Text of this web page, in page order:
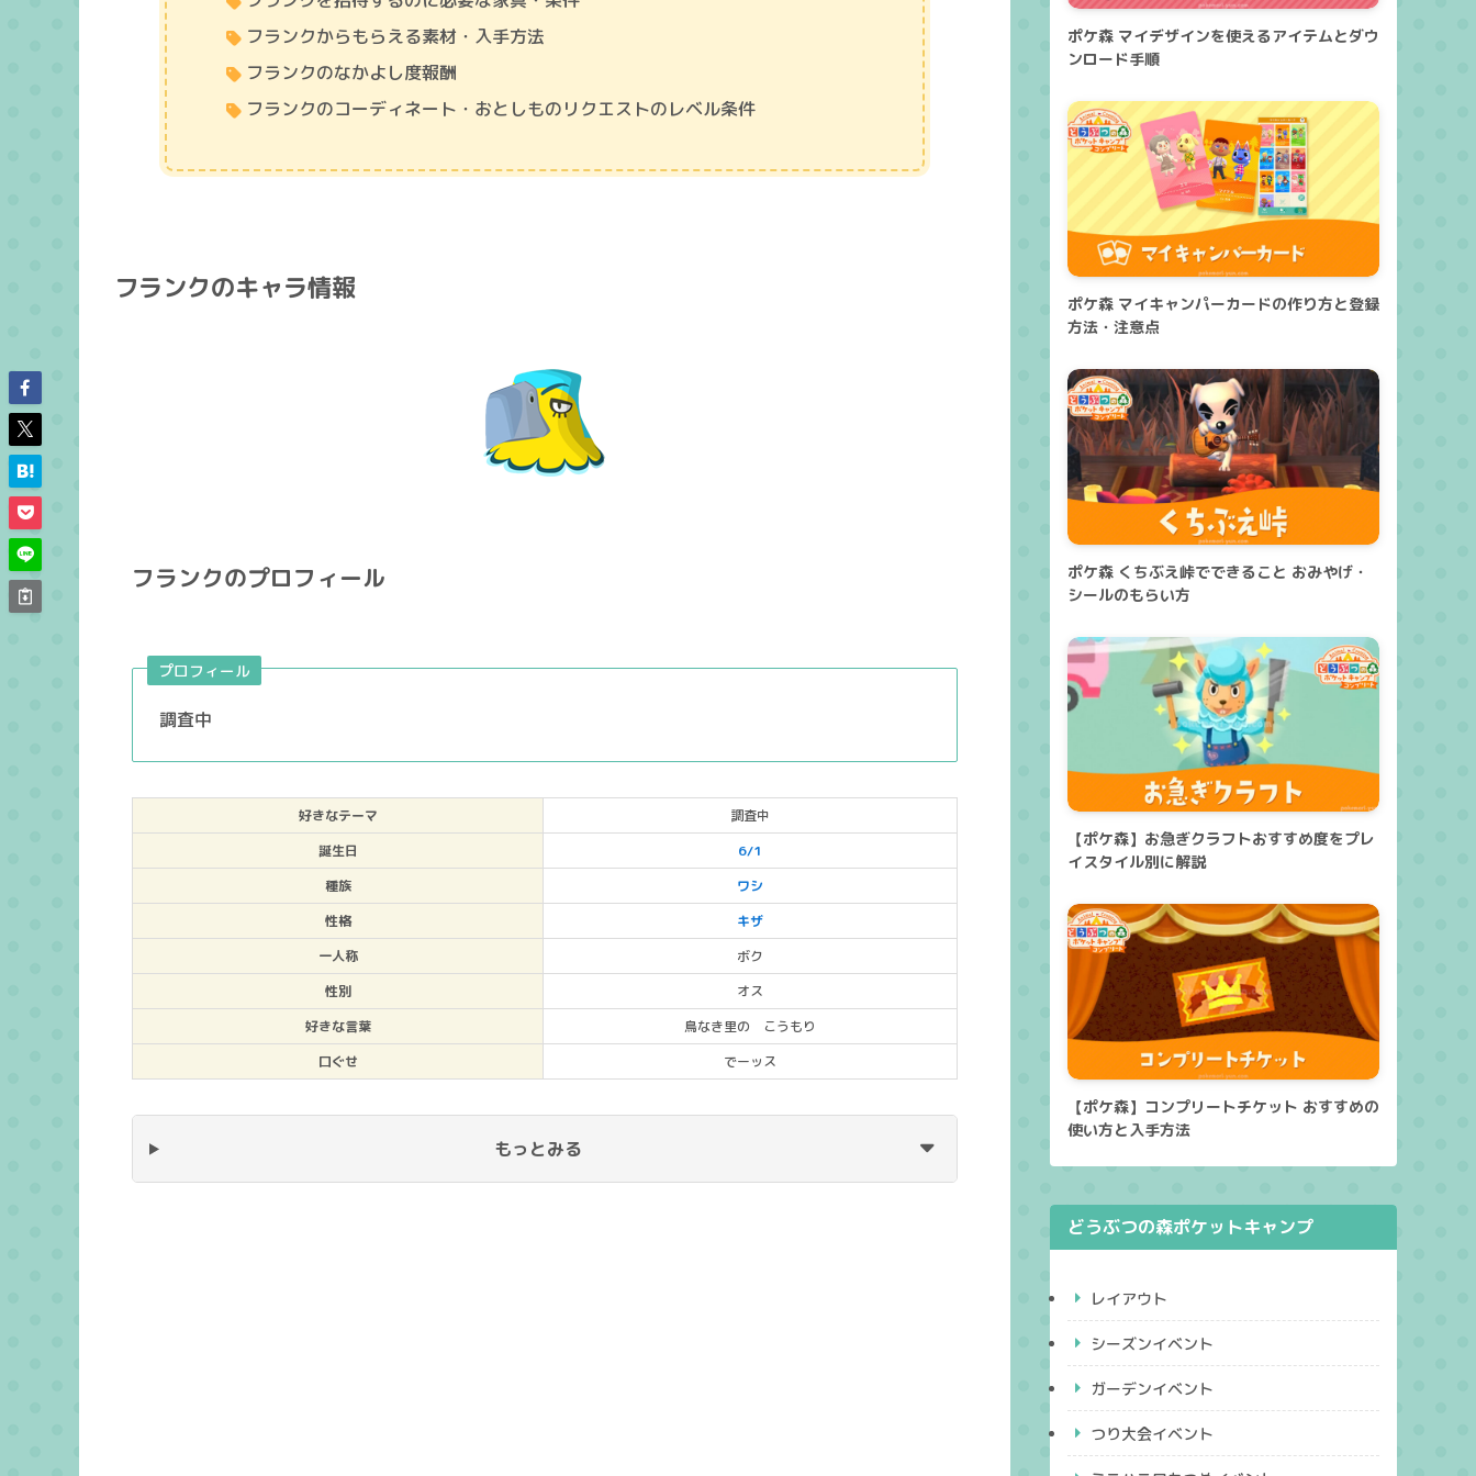
フランクからもらえる素材・入手方法
フランクのなかよし度報酬
フランクのコーディネート・おとしものリクエストのレベル条件
フランクのキャラ情報
フランクのプロフィール
プロフィール
調査中
好きなテーマ
調査中
誕生日
6/1
種族
ワシ
性格
キザ
一人称
ボク
性別
オス
好きな言葉
鳥なき里の こうもり
口ぐせ
でーッス
もっとみる
ポケ森 マイデザインを使えるアイテムとダウ
ンロード手順
ポケ森 マイキャンパーカードの作り方と登録
方法・注意点
ポケ森 くちぶえ峠でできること おみやげ・
シールのもらい方
【ポケ森】お急ぎクラフトおすすめ度をプレ
イスタイル別に解説
【ポケ森】コンプリートチケット おすすめの
使い方と入手方法
どうぶつの森ポケットキャンプ
レイアウト
シーズンイベント
ガーデンイベント
つり大会イベント